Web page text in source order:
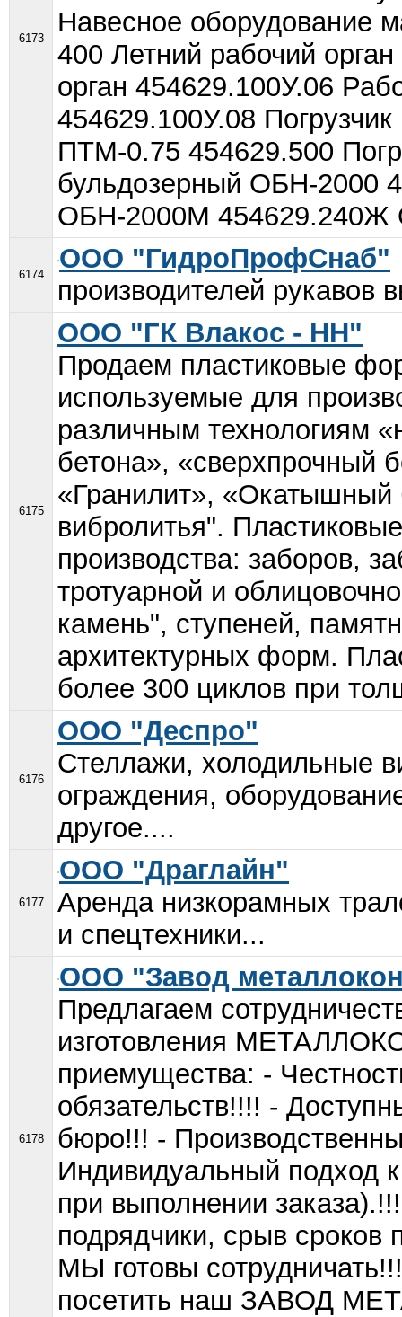
6173
Навесное оборудование
400 Летний рабочий
орган 454629.100У.06
454629.100У.08
ПТМ-0.75 454629.500
бульдозерный ОБН-2000
ОБН-2000М 454629.240Ж
6174
ООО "ГидроПрофСнаб"
производителей рукавов
6175
ООО "ГК Влакос - НН"
Продаем пластиковые
используемые для
различным технологиям
бетона», «сверхпрочный
«Гранилит», «Окатышный
вибролитья".
производства: заборов,
тротуарной и
камень", ступеней,
архитектурных форм.
более 300 циклов при
6176
ООО "Деспро"
Стеллажи, холодильные
ограждения,
другое....
6177
ООО "Драглайн"
Аренда низкорамных
и спецтехники...
6178
ООО "Завод
Предлагаем
изготовления
приемущества: -
обязательств!!!! -
бюро!!! -
Индивидуальный подход
при выполнении
подрядчики, срыв сроков
МЫ готовы
посетить наш ЗАВОД